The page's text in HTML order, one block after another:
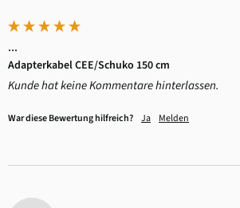
...
Adapterkabel CEE/Schuko 150 cm
Kunde hat keine Kommentare hinterlassen.
War diese Bewertung hilfreich? Ja Melden